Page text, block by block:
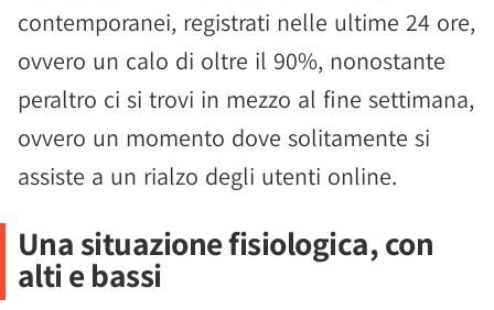
contemporanei, registrati nelle ultime 24 ore,
ovvero un calo di oltre il 90%, nonostante
peraltro ci si trovi in mezzo al fine settimana,
ovvero un momento dove solitamente si
assiste a un rialzo degli utenti online.
Una situazione fisiologica, con
alti e bassi